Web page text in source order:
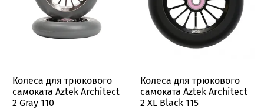
Колеса для трюкового
самоката Aztek Architect
2 Gray 110
Колеса для трюкового
самоката Aztek Architect
2 XL Black 115